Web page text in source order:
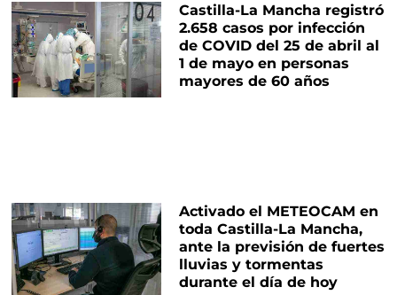
Castilla-La Mancha registró
2.658 casos por infección
de COVID del 25 de abril al
1 de mayo en personas
mayores de 60 años
Activado el METEOCAM en
toda Castilla-La Mancha,
ante la previsión de fuertes
lluvias y tormentas
durante el día de hoy